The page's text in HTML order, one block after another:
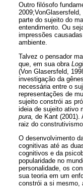
Outro filósofo
parte do sujeito do
entendimento. Ou
impressões
ambiente.
Talvez o pensador
que, em sua obra
(Von Glasersfeld,
investigação da
necessária entre o
representações de
sujeito constrói as
ideia de sujeito ativo
pura, de Kant (2001).
raiz do
O desenvolvimento
cognitivas até as
cognitivos e da
popularidade no
personalidade, os
sua teoria em um
constrói a si mesmo,